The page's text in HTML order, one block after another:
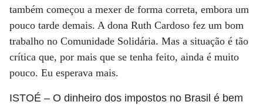
também começou a mexer de forma correta, embora um
pouco tarde demais. A dona Ruth Cardoso fez um bom
trabalho no Comunidade Solidária. Mas a situação é tão
crítica que, por mais que se tenha feito, ainda é muito
pouco. Eu esperava mais.
ISTOÉ – O dinheiro dos impostos no Brasil é bem